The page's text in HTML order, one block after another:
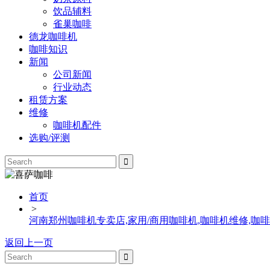
饮品辅料
雀巢咖啡
德龙咖啡机
咖啡知识
新闻
公司新闻
行业动态
租赁方案
维修
咖啡机配件
选购/评测
首页
>
河南郑州咖啡机专卖店,家用/商用咖啡机,咖啡机维修,咖
返回上一页